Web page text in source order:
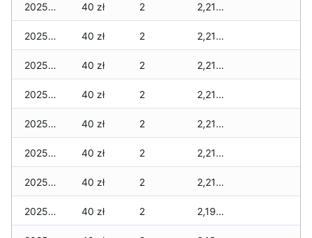
2025-12-19 40 zł 2 2,215 zł
2025-12-18 40 zł 2 2,215 zł
2025-12-17 40 zł 2 2,215 zł
2025-12-16 40 zł 2 2,215 zł
2025-12-15 40 zł 2 2,215 zł
2025-12-14 40 zł 2 2,215 zł
2025-12-13 40 zł 2 2,215 zł
2025-12-12 40 zł 2 2,195 zł